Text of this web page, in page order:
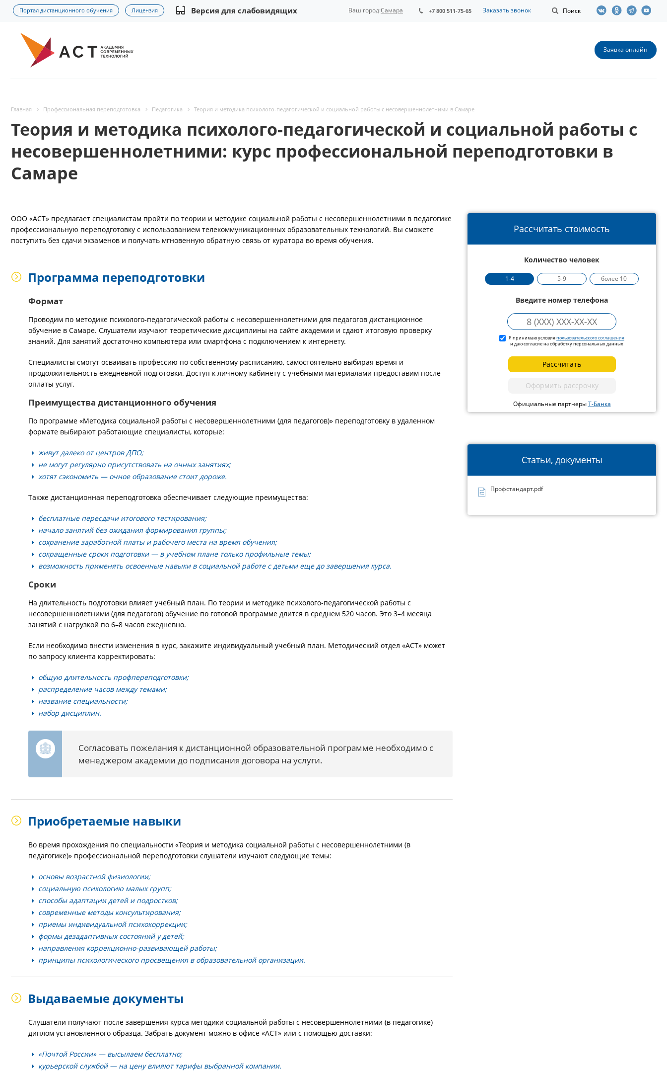
Портал дистанционного обучения Лицензия Версия для слабовидящих Поиск
+7 800 511-75-65 Заказать звонок
Ваш город:Самара
Заявка онлайн
Главная Профессиональная переподготовка Педагогика Теория и методика психолого-педагогической и социальной работы с несовершеннолетними в Самаре
Теория и методика психолого-педагогической и социальной работы с
несовершеннолетними: курс профессиональной переподготовки в
Самаре
Рассчитать стоимость
Количество человек
1-4 5-9 более 10
Введите номер телефона
Я принимаю условияпользовательского соглашения
и даю согласие на обработку персональных данных
Рассчитать
Оформить рассрочку
Официальные партнерыТ-Банка
Статьи, документы
Профстандарт.pdf
ООО «АСТ» предлагает специалистам пройти по теории и методике социальной работы с несовершеннолетними в педагогике
профессиональную переподготовку с использованием телекоммуникационных образовательных технологий. Вы сможете
поступить без сдачи экзаменов и получать мгновенную обратную связь от куратора во время обучения.
Программа переподготовки
Формат
Проводим по методике психолого-педагогической работы с несовершеннолетними для педагогов дистанционное
обучение в Самаре. Слушатели изучают теоретические дисциплины на сайте академии и сдают итоговую проверку
знаний. Для занятий достаточно компьютера или смартфона с подключением к интернету.
Специалисты смогут осваивать профессию по собственному расписанию, самостоятельно выбирая время и
продолжительность ежедневной подготовки. Доступ к личному кабинету с учебными материалами предоставим после
оплаты услуг.
Преимущества дистанционного обучения
По программе «Методика социальной работы с несовершеннолетними (для педагогов)» переподготовку в удаленном
формате выбирают работающие специалисты, которые:
живут далеко от центров ДПО;
не могут регулярно присутствовать на очных занятиях;
хотят сэкономить — очное образование стоит дороже.
Также дистанционная переподготовка обеспечивает следующие преимущества:
бесплатные пересдачи итогового тестирования;
начало занятий без ожидания формирования группы;
сохранение заработной платы и рабочего места на время обучения;
сокращенные сроки подготовки — в учебном плане только профильные темы;
возможность применять освоенные навыки в социальной работе с детьми еще до завершения курса.
Сроки
На длительность подготовки влияет учебный план. По теории и методике психолого-педагогической работы с
несовершеннолетними (для педагогов) обучение по готовой программе длится в среднем 520 часов. Это 3–4 месяца
занятий с нагрузкой по 6–8 часов ежедневно.
Если необходимо внести изменения в курс, закажите индивидуальный учебный план. Методический отдел «АСТ» может
по запросу клиента корректировать:
общую длительность профпереподготовки;
распределение часов между темами;
название специальности;
набор дисциплин.
Согласовать пожелания к дистанционной образовательной программе необходимо с
менеджером академии до подписания договора на услуги.
Приобретаемые навыки
Во время прохождения по специальности «Теория и методика социальной работы с несовершеннолетними (в
педагогике)» профессиональной переподготовки слушатели изучают следующие темы:
основы возрастной физиологии;
социальную психологию малых групп;
способы адаптации детей и подростков;
современные методы консультирования;
приемы индивидуальной психокоррекции;
формы дезадаптивных состояний у детей;
направления коррекционно-развивающей работы;
принципы психологического просвещения в образовательной организации.
Выдаваемые документы
Слушатели получают после завершения курса методики социальной работы с несовершеннолетними (в педагогике)
диплом установленного образца. Забрать документ можно в офисе «АСТ» или с помощью доставки:
«Почтой России» — высылаем бесплатно;
курьерской службой — на цену влияют тарифы выбранной компании.